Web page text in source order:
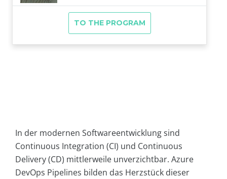
In der modernen Softwareentwicklung sind
Continuous Integration (CI) und Continuous
Delivery (CD) mittlerweile unverzichtbar. Azure
DevOps Pipelines bilden das Herzstück dieser